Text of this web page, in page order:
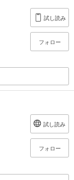
試し読み
フォロー
試し読み
フォロー